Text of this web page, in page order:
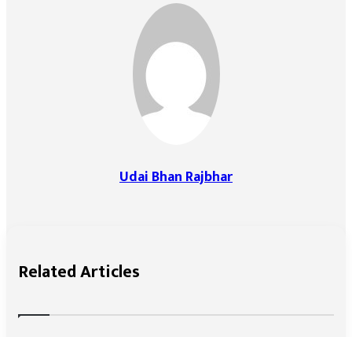
Udai Bhan Rajbhar
Related Articles